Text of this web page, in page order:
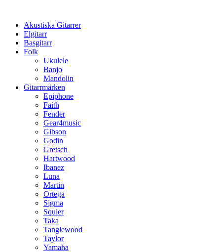
innehållAkustiska Gitarrer
Elgitarr
Basgitarr
Folk
Ukulele
Banjo
Mandolin
Gitarrmärken
Epiphone
Faith
Fender
Gear4music
Gibson
Godin
Gretsch
Hartwood
Ibanez
Luna
Martin
Ortega
Sigma
Squier
Taka
Tanglewood
Taylor
Yamaha